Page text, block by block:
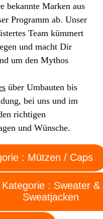
bekannte Marken aus
Programm ab. Unser
Team kümmert
und macht Dir
um den Mythos
über Umbauten bis
bei uns und im
richtigen
und Wünsche.
Kategorie : Mützen / Caps
Kategorie : Sweater &
Sweatjacken